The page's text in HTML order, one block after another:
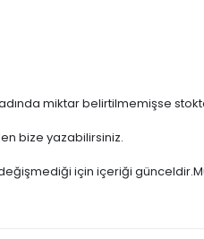
miktar belirtilmemişse
bize yazabilirsiniz.
için içeriği